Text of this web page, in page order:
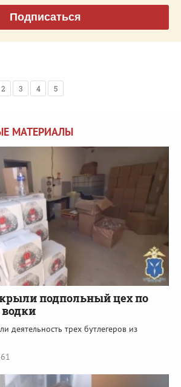
Подписаться
2 3 4 5
МАТЕРИАЛЫ
подпольный цех по
водки
деятельность трех бутлегеров из